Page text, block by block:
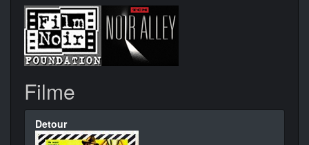
Filme
Detour